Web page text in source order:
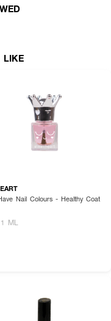
อน 1 ครั้ง ยึดเกาะให้สีติดแน่น
ปล่อยให้แห้ง
ย Top Coat อีก 1 รอบ
LIKE
Nail Colours - Healthy Coat
ML